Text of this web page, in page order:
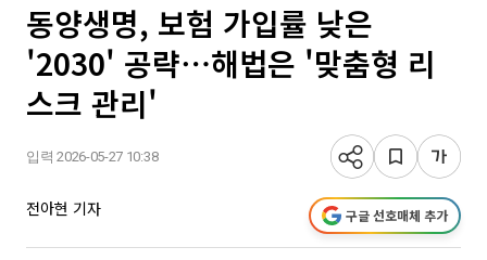
동양생명, 보험 가입률 낮은
'2030' 공략⋯해법은 '맞춤형 리
스크 관리'
입력 2026-05-27 10:38
전아현 기자 구글 선호매체 추가